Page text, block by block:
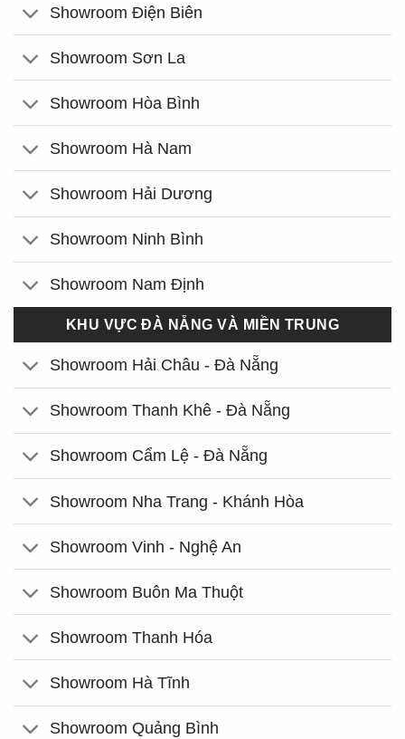
Showroom Điện Biên
Showroom Sơn La
Showroom Hòa Bình
Showroom Hà Nam
Showroom Hải Dương
Showroom Ninh Bình
Showroom Nam Định
KHU VỰC ĐÀ NẴNG VÀ MIỀN TRUNG
Showroom Hải Châu - Đà Nẵng
Showroom Thanh Khê - Đà Nẵng
Showroom Cẩm Lệ - Đà Nẵng
Showroom Nha Trang - Khánh Hòa
Showroom Vinh - Nghệ An
Showroom Buôn Ma Thuột
Showroom Thanh Hóa
Showroom Hà Tĩnh
Showroom Quảng Bình